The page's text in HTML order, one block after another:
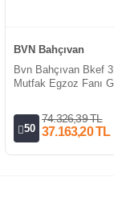
BVN Bahçıvan
Bvn Bahçıvan Bkef
Mutfak Egzoz Fanı
50
74.326,39 TL
37.163,20 TL